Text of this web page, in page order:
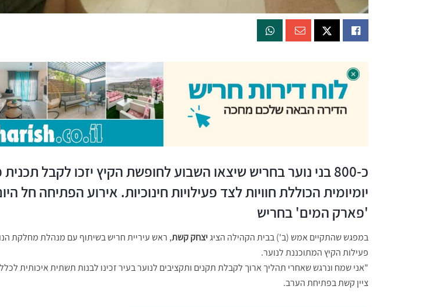
כ-800 בני נוער בחריש שיצאו השבוע לחופשת הקיץ יזכו לקבל
יומיומית הכוללת חוויות לצד פעילויות חינוכיות. אירוע הפתיחה חל
'פארק המים' בחריש
במפגש שהתקיים אמש (ב') בבית הקהילה הציגיצחק קשת, ראש עיריית חריש בשיתוף עם מנהלת מחלקת
פעילות הקיץ המתוכננת לנוער.
"אני שמח ונרגש שאחרי תהליך ארוך לקבלת תקנים ותקציבים לנוער בעיר זכינו לבנות תשתית איכותית
ציין קשת בפתיחת הערב.